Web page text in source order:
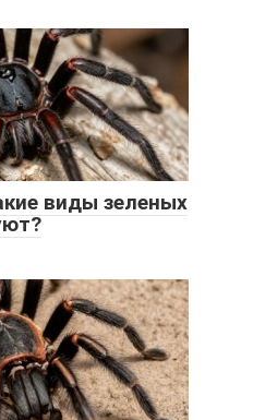
виды зеленых